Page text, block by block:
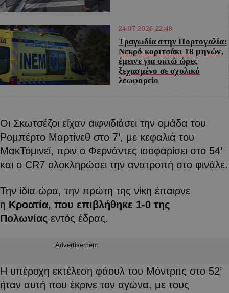
24.07.2026 22:48
Τραγωδία στην Πορτογαλία:
Νεκρό κοριτσάκι 18 μηνών,
έμεινε για οκτώ ώρες
ξεχασμένο σε σχολικό
λεωφορείο
Οι Σκωτσέζοι είχαν αιφνιδιάσει την ομάδα του
Ρομπέρτο Μαρτίνεθ στο 7’, με κεφαλιά του
ΜακΤόμινεϊ, πριν ο Φερνάντες ισοφαρίσει στο 54’
και ο CR7 ολοκληρώσει την ανατροπή στο φινάλε.
Την ίδια ώρα, την πρώτη της νίκη έπαιρνε
η Κροατία, που επιβλήθηκε 1-0 της
Πολωνίας εντός έδρας.
Advertisement
Η υπέροχη εκτέλεση φάουλ του Μόντριτς στο 52’
ήταν αυτή που έκρινε τον αγώνα, με τους